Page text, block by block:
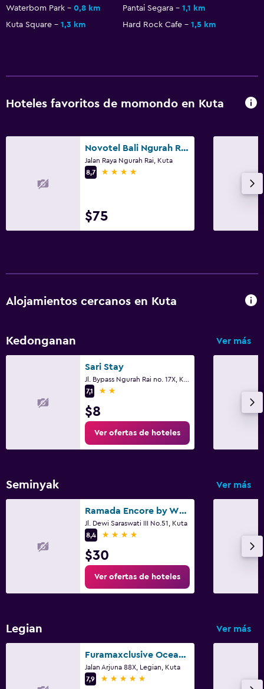
Waterbom Park 0,8 km Pantai Segara
1,1 km
Kuta Square
1,3 km Hard Rock Cafe 1,5 km
Hoteles favoritos de momondo en Kuta
Novotel Bali Ngurah Rai Airport
Jalan Raya Ngurah Rai, Kuta
8,7
4 estrellas
$75
Alojamientos cercanos en Kuta
Kedonganan Ver más
Sari Stay
7,1
2 estrellas
$8
Ver ofertas de hoteles
Seminyak Ver más
Ramada Encore by Wyndham Seminyak Bali
Jl. Dewi Saraswati III No.51, Kuta
8,4
4 estrellas
$30
Ver ofertas de hoteles
Legian Ver más
Furamaxclusive Ocean Beach Seminyak Bali
Jalan Arjuna 88X, Legian, Kuta
7,9
5 estrellas